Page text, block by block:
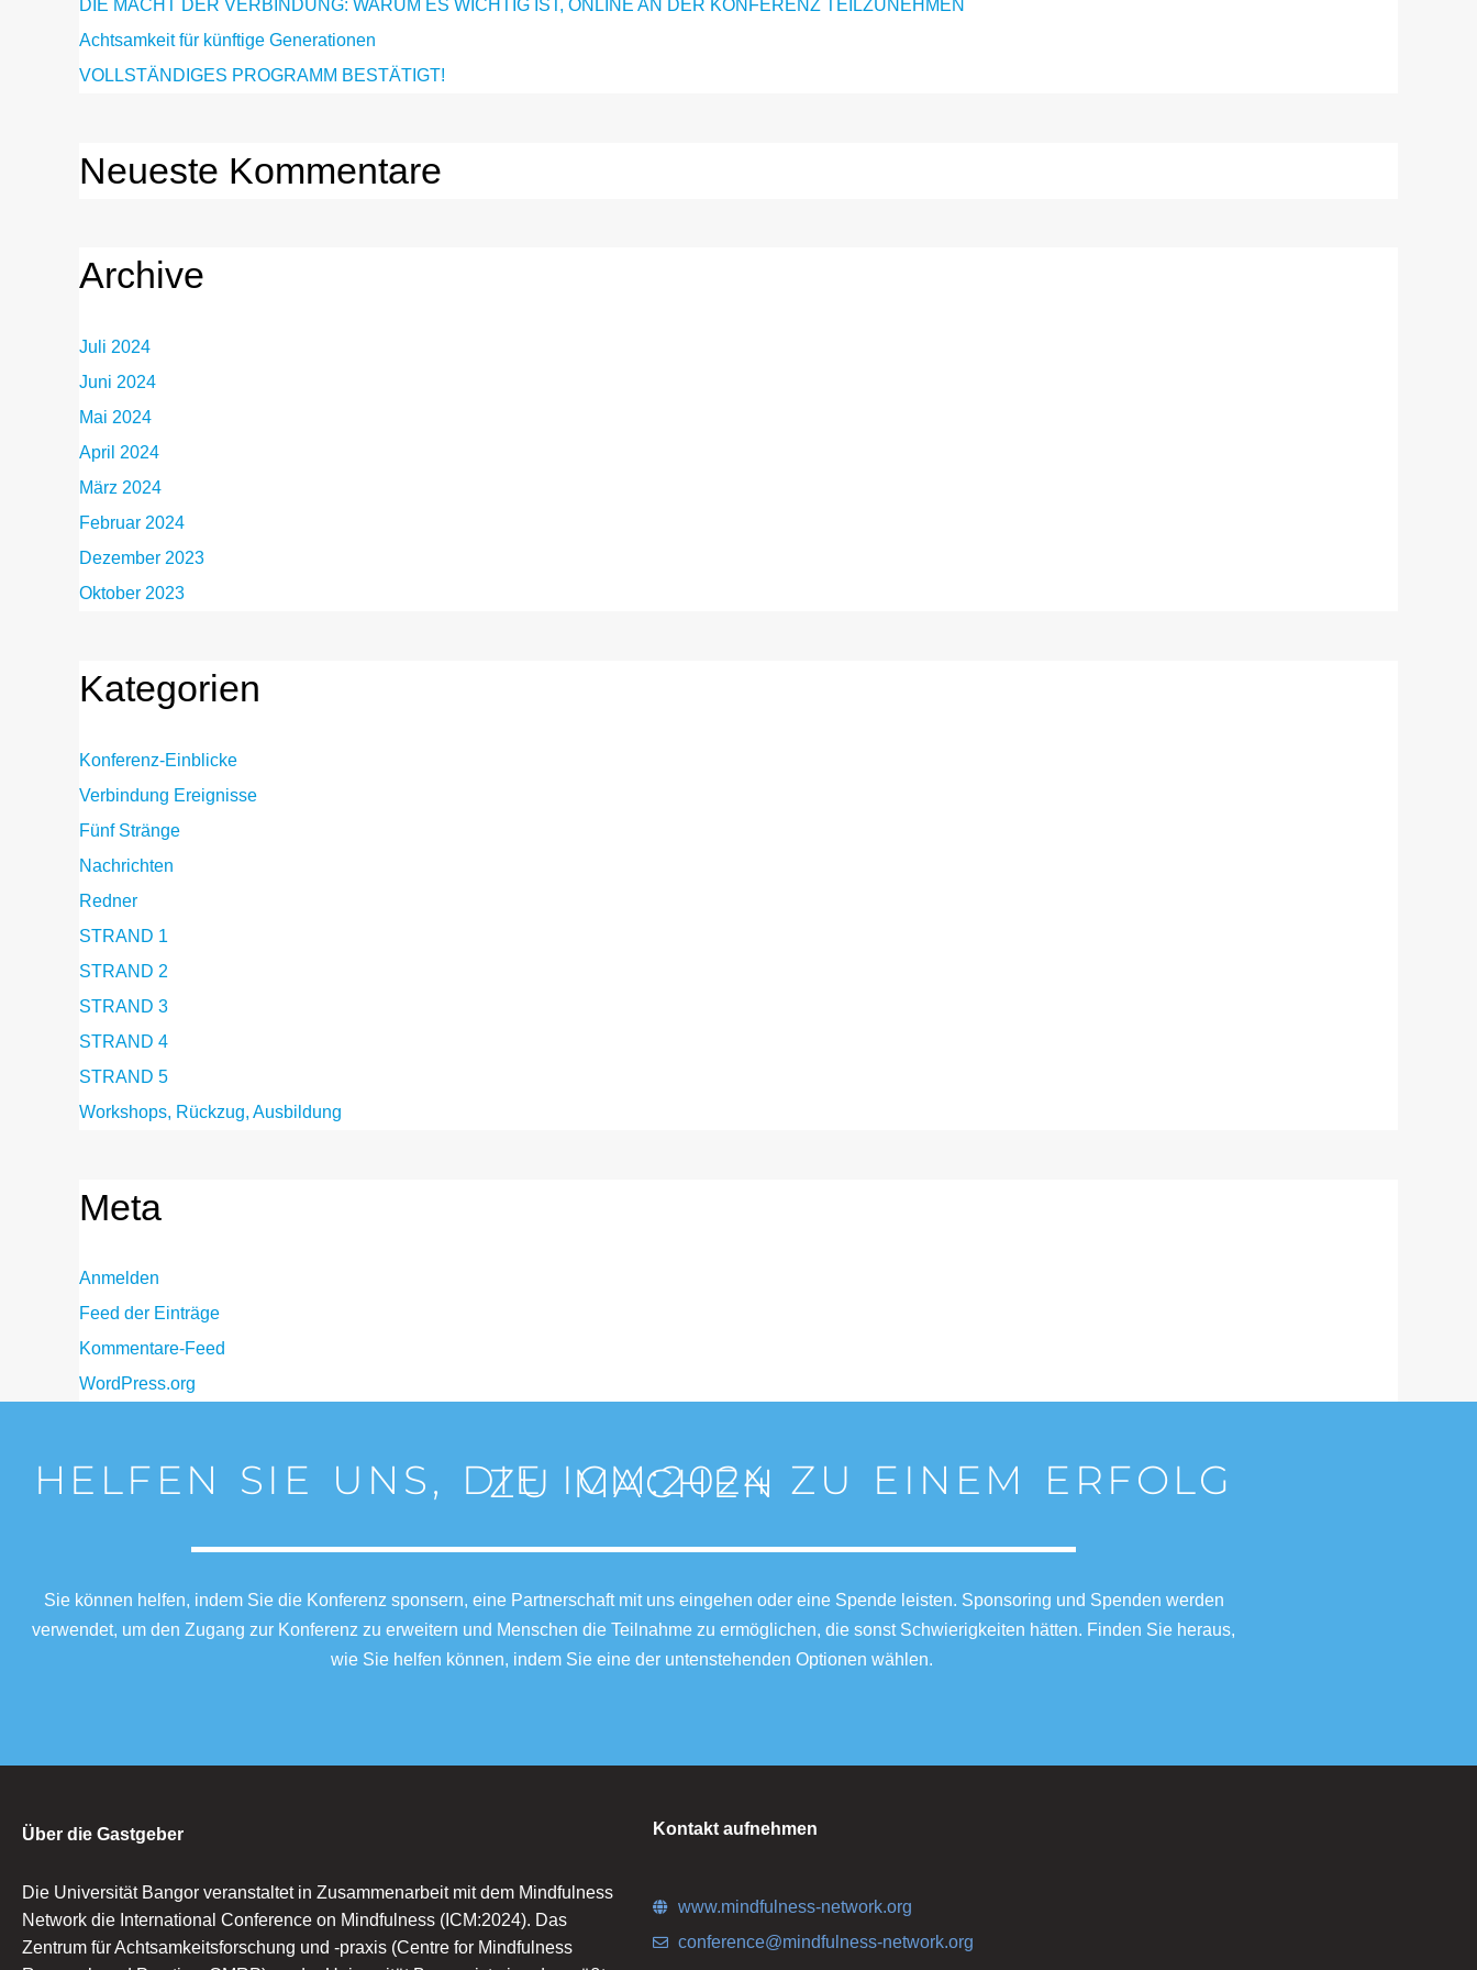
DIE MACHT DER VERBINDUNG: WARUM ES WICHTIG IST, ONLINE AN DER KONFERENZ TEILZUNEHMEN
Achtsamkeit für künftige Generationen
VOLLSTÄNDIGES PROGRAMM BESTÄTIGT!
Neueste Kommentare
Archive
Juli 2024
Juni 2024
Mai 2024
April 2024
März 2024
Februar 2024
Dezember 2023
Oktober 2023
Kategorien
Konferenz-Einblicke
Verbindung Ereignisse
Fünf Stränge
Nachrichten
Redner
STRAND 1
STRAND 2
STRAND 3
STRAND 4
STRAND 5
Workshops, Rückzug, Ausbildung
Meta
Anmelden
Feed der Einträge
Kommentare-Feed
WordPress.org
HELFEN SIE UNS, DIE ICM:2024 ZU EINEM ERFOLG
ZU MACHEN
Sie können helfen, indem Sie die Konferenz sponsern, eine Partnerschaft mit uns eingehen oder eine Spende leisten. Sponsoring und Spenden werden
verwendet, um den Zugang zur Konferenz zu erweitern und Menschen die Teilnahme zu ermöglichen, die sonst Schwierigkeiten hätten. Finden Sie heraus,
wie Sie helfen können, indem Sie eine der untenstehenden Optionen wählen.
Über die Gastgeber
Die Universität Bangor veranstaltet in Zusammenarbeit mit dem Mindfulness
Network die International Conference on Mindfulness (ICM:2024). Das
Zentrum für Achtsamkeitsforschung und -praxis (Centre for Mindfulness
Kontakt aufnehmen
www.mindfulness-network.org
conference@mindfulness-network.org